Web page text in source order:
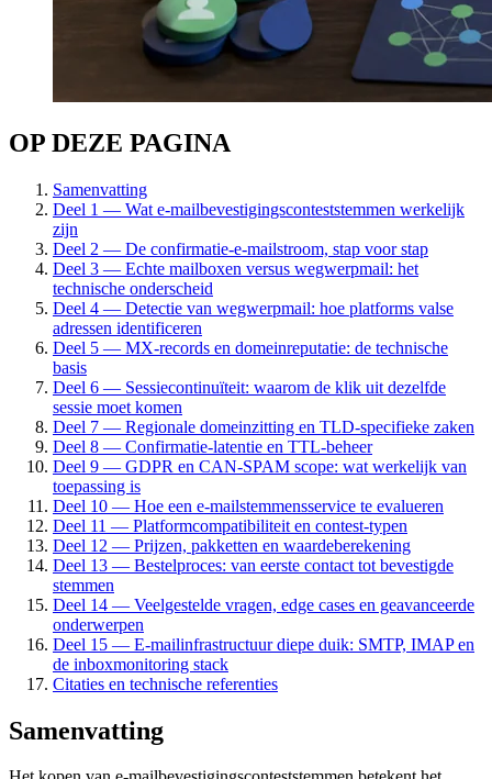
OP DEZE PAGINA
Samenvatting
Deel 1 — Wat e-mailbevestigingsconteststemmen werkelijk
zijn
Deel 2 — De confirmatie-e-mailstroom, stap voor stap
Deel 3 — Echte mailboxen versus wegwerpmail: het
technische onderscheid
Deel 4 — Detectie van wegwerpmail: hoe platforms valse
adressen identificeren
Deel 5 — MX-records en domeinreputatie: de technische
basis
Deel 6 — Sessiecontinuïteit: waarom de klik uit dezelfde
sessie moet komen
Deel 7 — Regionale domeinzitting en TLD-specifieke zaken
Deel 8 — Confirmatie-latentie en TTL-beheer
Deel 9 — GDPR en CAN-SPAM scope: wat werkelijk van
toepassing is
Deel 10 — Hoe een e-mailstemmensservice te evalueren
Deel 11 — Platformcompatibiliteit en contest-typen
Deel 12 — Prijzen, pakketten en waardeberekening
Deel 13 — Bestelproces: van eerste contact tot bevestigde
stemmen
Deel 14 — Veelgestelde vragen, edge cases en geavanceerde
onderwerpen
Deel 15 — E-mailinfrastructuur diepe duik: SMTP, IMAP en
de inboxmonitoring stack
Citaties en technische referenties
Samenvatting